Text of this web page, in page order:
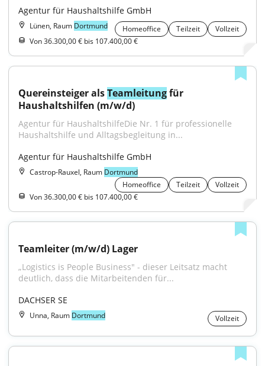
Agentur für Haushaltshilfe GmbH
Lünen, Raum Dortmund Homeoffice Teilzeit
Vollzeit
Von 36.300,00 € bis 107.400,00 €
Quereinsteiger als Teamleitung für
Haushaltshilfen (m/w/d)
Agentur für HaushaltshilfeDie Nr. 1 für professionelle
Haushaltshilfe und Alltagsbegleitung in...
Agentur für Haushaltshilfe GmbH
Castrop-Rauxel, Raum Dortmund
Homeoffice
Teilzeit
Vollzeit
Von 36.300,00 € bis 107.400,00 €
Teamleiter (m/w/d) Lager
„Logistics is People Business" - dieser Leitsatz macht
deutlich, dass die Mitarbeitenden für...
DACHSER SE
Unna, Raum Dortmund Vollzeit